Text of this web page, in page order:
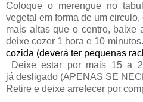
Coloque o merengue no
vegetal em forma de um
mais altas que o centro, baixe
deixe cozer 1 hora e 10 minutos.
cozida (deverá ter pequenas
Deixe estar por mais 15 a
já desligado (APENAS SE
Retire e deixe arrefecer por